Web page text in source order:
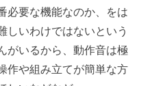
必要な機能なのか、をは
しいわけではないという
がいるから、動作音は極
作や組み立てが簡単な方